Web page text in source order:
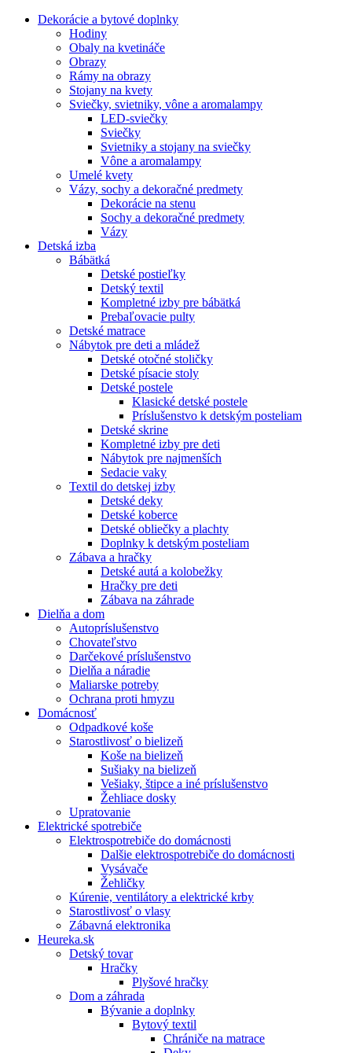
Dekorácie a bytové doplnky
Hodiny
Obaly na kvetináče
Obrazy
Rámy na obrazy
Stojany na kvety
Sviečky, svietniky, vône a aromalampy
LED-sviečky
Sviečky
Svietniky a stojany na sviečky
Vône a aromalampy
Umelé kvety
Vázy, sochy a dekoračné predmety
Dekorácie na stenu
Sochy a dekoračné predmety
Vázy
Detská izba
Bábätká
Detské postieľky
Detský textil
Kompletné izby pre bábätká
Prebaľovacie pulty
Detské matrace
Nábytok pre deti a mládež
Detské otočné stoličky
Detské písacie stoly
Detské postele
Klasické detské postele
Príslušenstvo k detským posteliam
Detské skrine
Kompletné izby pre deti
Nábytok pre najmenších
Sedacie vaky
Textil do detskej izby
Detské deky
Detské koberce
Detské obliečky a plachty
Doplnky k detským posteliam
Zábava a hračky
Detské autá a kolobežky
Hračky pre deti
Zábava na záhrade
Dielňa a dom
Autopríslušenstvo
Chovateľstvo
Darčekové príslušenstvo
Dielňa a náradie
Maliarske potreby
Ochrana proti hmyzu
Domácnosť
Odpadkové koše
Starostlivosť o bielizeň
Koše na bielizeň
Sušiaky na bielizeň
Vešiaky, štipce a iné príslušenstvo
Žehliace dosky
Upratovanie
Elektrické spotrebiče
Elektrospotrebiče do domácnosti
Dalšie elektrospotrebiče do domácnosti
Vysávače
Žehličky
Kúrenie, ventilátory a elektrické krby
Starostlivosť o vlasy
Zábavná elektronika
Heureka.sk
Detský tovar
Hračky
Plyšové hračky
Dom a záhrada
Bývanie a doplnky
Bytový textil
Chrániče na matrace